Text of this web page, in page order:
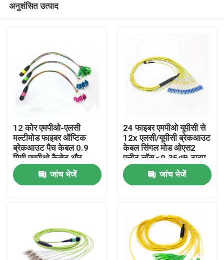
उत्पादों
अनुशंसित उत्पाद
12 कोर एमपीओ-एलसी
मल्टीमोड फाइबर ऑप्टिक
ब्रेकआउट पैच केबल 0.9
मिमी एमपीओ कैसेट और
मॉड्यूलर संलग्नक के लिए
जांच भेजें
24 फाइबर एमपीओ यूपीसी से
12x एलसी/यूपीसी ब्रेकआउट
केबल सिंगल मोड ओएस2
एलीट लॉस ≤0.35dB टाइप
बी एलएसजेडएच 3.0 मिमी
जांच भेजें